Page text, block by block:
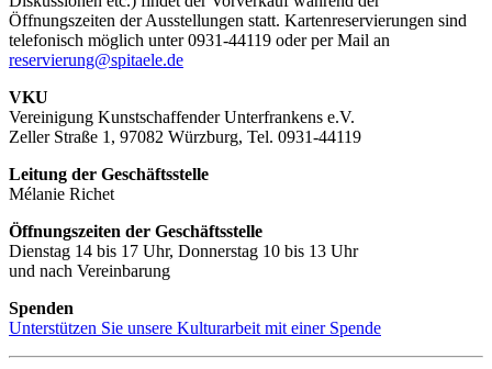
Öffnungszeiten der Ausstellungen statt. Kartenreservierungen sind
telefonisch möglich unter 0931-44119 oder per Mail an
reservierung@spitaele.de
VKU
Vereinigung Kunstschaffender Unterfrankens e.V.
Zeller Straße 1, 97082 Würzburg, Tel. 0931-44119
Leitung der Geschäftsstelle
Mélanie Richet
Öffnungszeiten der Geschäftsstelle
Dienstag 14 bis 17 Uhr, Donnerstag 10 bis 13 Uhr
und nach Vereinbarung
Spenden
Unterstützen Sie unsere Kulturarbeit mit einer Spende